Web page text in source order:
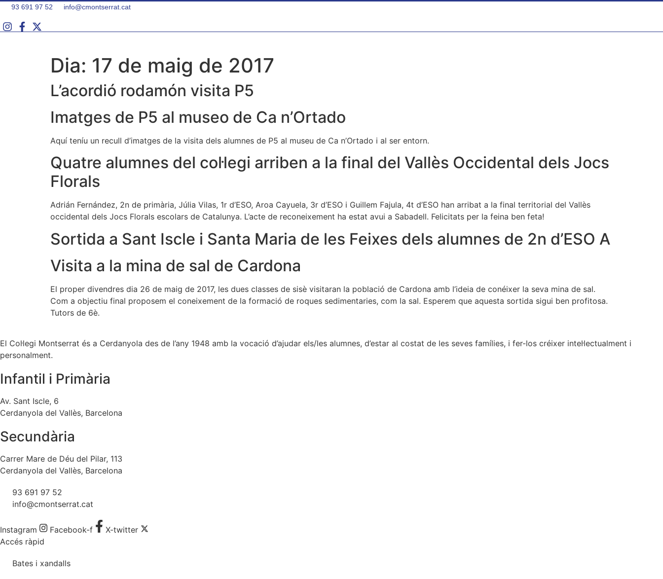
Vés
contingut
93 691 97 52 info@cmontserrat.cat
Dia: 17 de maig de 2017
L’acordió rodamón visita P5
Imatges de P5 al museo de Ca n’Ortado
Aquí teníu un recull d’imatges de la visita dels alumnes de P5 al museu de Ca n’Ortado i al ser entorn.
Quatre alumnes del col·legi arriben a la final del Vallès Occidental dels Jocs
Florals
Adrián Fernández, 2n de primària, Júlia Vilas, 1r d’ESO, Aroa Cayuela, 3r d’ESO i Guillem Fajula, 4t d’ESO han arribat a la final territorial del Vallès
occidental dels Jocs Florals escolars de Catalunya. L’acte de reconeixement ha estat avui a Sabadell. Felicitats per la feina ben feta!
Sortida a Sant Iscle i Santa Maria de les Feixes dels alumnes de 2n d’ESO A
Visita a la mina de sal de Cardona
El proper divendres dia 26 de maig de 2017, les dues classes de sisè visitaran la població de Cardona amb l’ideia de conéixer la seva mina de sal.
Com a objectiu final proposem el coneixement de la formació de roques sedimentaries, com la sal. Esperem que aquesta sortida sigui ben profitosa.
Tutors de 6è.
El Col·legi Montserrat és a Cerdanyola des de l’any 1948 amb la vocació d’ajudar els/les alumnes, d’estar al costat de les seves famílies, i fer-los créixer intel·lectualment i
personalment.
Infantil i Primària
Av. Sant Iscle, 6
Cerdanyola del Vallès, Barcelona
Secundària
Carrer Mare de Déu del Pilar, 113
Cerdanyola del Vallès, Barcelona
93 691 97 52
info@cmontserrat.cat
Instagram Facebook-f
X-twitter
Accés ràpid
Bates i xandalls